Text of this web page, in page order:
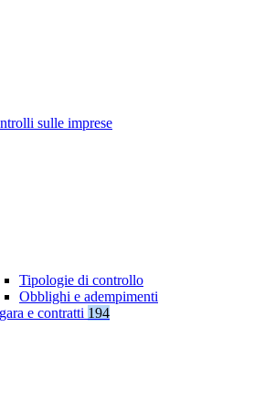
sulle imprese
Tipologie di controllo
Obblighi e adempimenti
e contratti 194